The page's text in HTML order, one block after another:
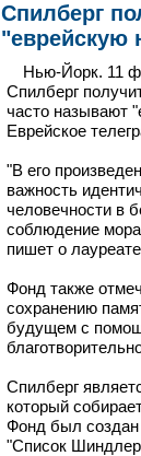
Спилберг
"еврейскую
Нью-Йорк. 11
Спилберг
часто называют
Еврейское
"В его
важность
человечности в
соблюдение
пишет о
Фонд также
сохранению
будущем с
Спилберг
который
Фонд был создан
"Список